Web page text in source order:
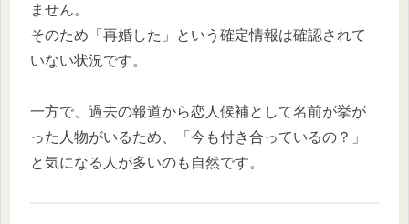
ません。
そのため「再婚した」という確定情報は確認されて
いない状況です。
一方で、過去の報道から恋人候補として名前が挙が
った人物がいるため、「今も付き合っているの？」
と気になる人が多いのも自然です。